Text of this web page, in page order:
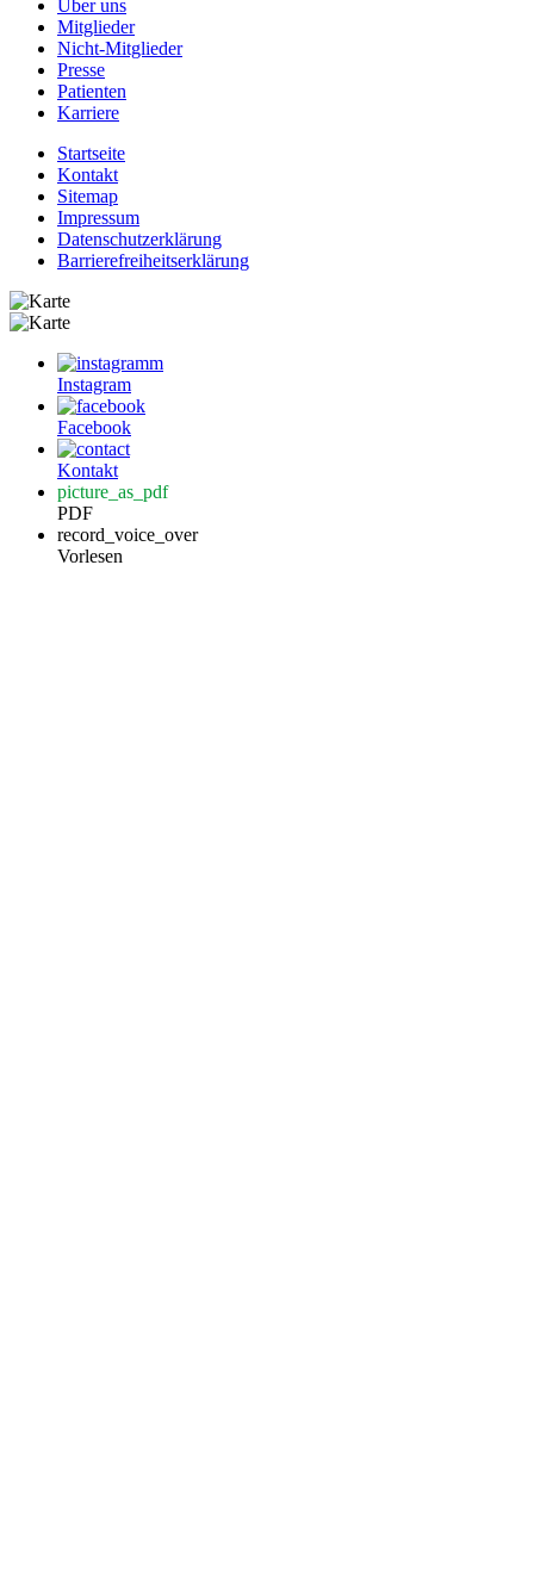
Über uns
Mitglieder
Nicht-Mitglieder
Presse
Patienten
Karriere
Startseite
Kontakt
Sitemap
Impressum
Datenschutzerklärung
Barrierefreiheitserklärung
Instagram
Facebook
Kontakt
picture_as_pdf
PDF
record_voice_over
Vorlesen